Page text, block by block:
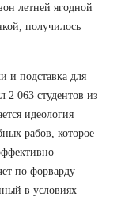
летней ягодной
получилось
и подставка для
2 063 студентов из
идеология
рабов, которое
по форварду
в условиях